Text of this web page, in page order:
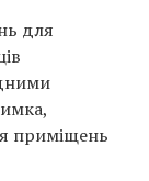
для
приміщень